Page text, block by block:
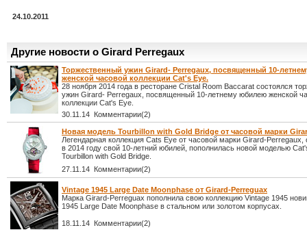
24.10.2011
Другие новости о Girard Perregaux
Торжественный ужин Girard- Perregaux, посвященный 10-
женской часовой коллекции Cat's Eye.
28 ноября 2014 года в ресторане Cristal Room Baccarat состоялся
ужин Girard- Perregaux, посвященный 10-летнему юбилею женской
коллекции Cat's Eye.
30.11.14 Комментарии(2)
Новая модель Tourbillon with Gold Bridge от часовой марки
Легендарная коллекция Cats Eye от часовой марки Girard-
в 2014 году свой 10-летний юбилей, пополнилась новой моделью
Tourbillon with Gold Bridge.
27.11.14 Комментарии(2)
Vintage 1945 Large Date Moonphase от Girard-Perreguax
Марка Girard-Perreguax пополнила свою коллекцию Vintage 1945
1945 Large Date Moonphase в стальном или золотом корпусах.
18.11.14 Комментарии(2)